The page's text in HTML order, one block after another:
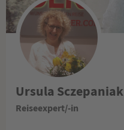
Ursula Sczepaniak
Reiseexpert/-in